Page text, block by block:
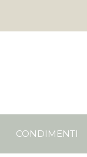
CONDIMENTI